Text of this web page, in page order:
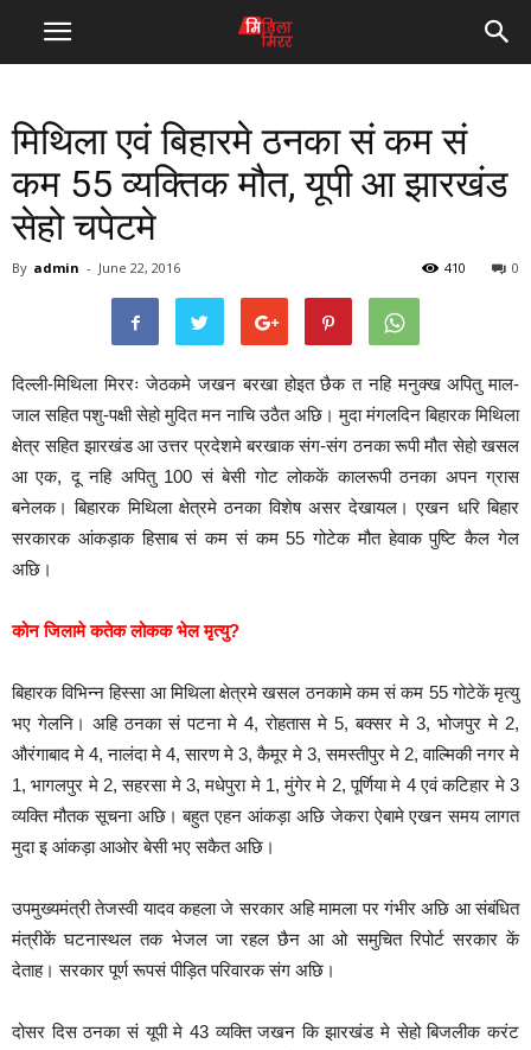
मिथिला एवं बिहारमे ठनका सं कम सं
कम 55 व्यक्तिक मौत, यूपी आ झारखंड
सेहो चपेटमे
By admin - June 22, 2016 0
410
दिल्ली-मिथिला मिररः जेठकमे जखन बरखा होइत छैक त नहि मनुक्ख अपितु माल-
जाल सहित पशु-पक्षी सेहो मुदित मन नाचि उठैत अछि। मुदा मंगलदिन बिहारक मिथिला
क्षेत्र सहित झारखंड आ उत्तर प्रदेशमे बरखाक संग-संग ठनका रूपी मौत सेहो खसल
आ एक, दू नहि अपितु 100 सं बेसी गोट लोककें कालरूपी ठनका अपन ग्रास
बनेलक। बिहारक मिथिला क्षेत्रमे ठनका विशेष असर देखायल। एखन धरि बिहार
सरकारक आंकड़ाक हिसाब सं कम सं कम 55 गोटेक मौत हेवाक पुष्टि कैल गेल
अछि।
कोन जिलामे कतेक लोकक भेल मृत्यु?
बिहारक विभिन्न हिस्सा आ मिथिला क्षेत्रमे खसल ठनकामे कम सं कम 55 गोटेकें मृत्यु
भए गेलनि। अहि ठनका सं पटना मे 4, रोहतास मे 5, बक्सर मे 3, भोजपुर मे 2,
औरंगाबाद मे 4, नालंदा मे 4, सारण मे 3, कैमूर मे 3, समस्तीपुर मे 2, वाल्मिकी नगर मे
1, भागलपुर मे 2, सहरसा मे 3, मधेपुरा मे 1, मुंगेर मे 2, पूर्णिया मे 4 एवं कटिहार मे 3
व्यक्ति मौतक सूचना अछि। बहुत एहन आंकड़ा अछि जेकरा ऐबामे एखन समय लागत
मुदा इ आंकड़ा आओर बेसी भए सकैत अछि।
उपमुख्यमंत्री तेजस्वी यादव कहला जे सरकार अहि मामला पर गंभीर अछि आ संबंधित
मंत्रीकें घटनास्थल तक भेजल जा रहल छैन आ ओ समुचित रिपोर्ट सरकार कें
देताह। सरकार पूर्ण रूपसं पीड़ित परिवारक संग अछि।
दोसर दिस ठनका सं यूपी मे 43 व्यक्ति जखन कि झारखंड मे सेहो बिजलीक करंट